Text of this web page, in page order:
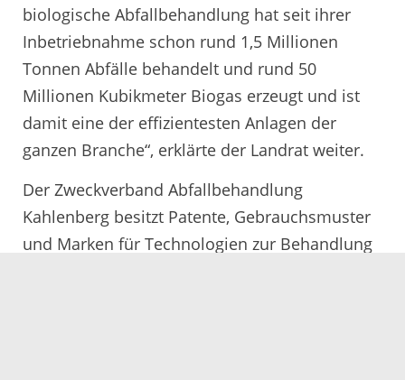
biologische Abfallbehandlung hat seit ihrer
Inbetriebnahme schon rund 1,5 Millionen
Tonnen Abfälle behandelt und rund 50
Millionen Kubikmeter Biogas erzeugt und ist
damit eine der effizientesten Anlagen der
ganzen Branche“, erklärte der Landrat weiter.
Der Zweckverband Abfallbehandlung
Kahlenberg besitzt Patente, Gebrauchsmuster
und Marken für Technologien zur Behandlung